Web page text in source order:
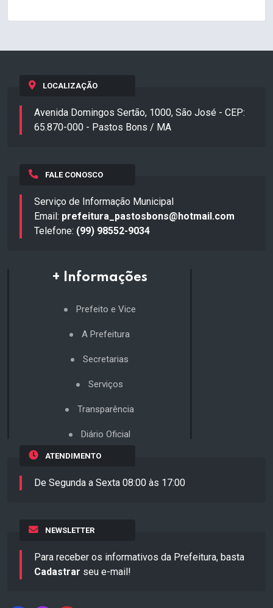
LOCALIZAÇÃO
Avenida Domingos Sertão, 1000, São José - CEP:
65.870-000 - Pastos Bons / MA
FALE CONOSCO
Serviço de Informação Municipal
Email: prefeitura_pastosbons@hotmail.com
Telefone: (99) 98552-9034
+ Informações
Prefeito e Vice
A Prefeitura
Secretarias
Serviços
Transparência
Diário Oficial
ATENDIMENTO
De Segunda a Sexta 08:00 às 17:00
NEWSLETTER
Para receber os informativos da Prefeitura, basta
Cadastrar seu e-mail!